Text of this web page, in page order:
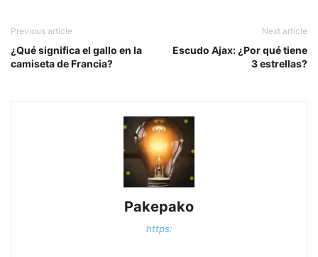
Previous article
¿Qué significa el gallo en la
camiseta de Francia?
Next article
Escudo Ajax: ¿Por qué tiene
3 estrellas?
Pakepako
https: